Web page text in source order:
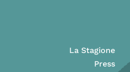
La Stagione
Press